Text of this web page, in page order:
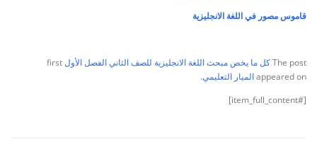
قاموس مصور في اللغة الانجليزية
The postكل ما يخص مبحث اللغة الانجليزية للصف الثاني الفصل الأولfirst
appeared onالميار التعليمي.
[#item_full_content]